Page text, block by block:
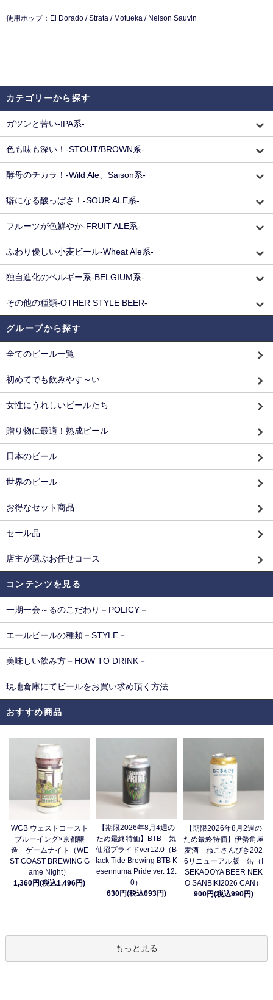
使用ホップ：El Dorado / Strata / Motueka / Nelson Sauvin
カテゴリーから探す
ガツンと苦い-IPA系-
色も味も深い！-STOUT/BROWN系-
酵母のチカラ！-Wild Ale、Saison系-
癖になる酸っぱさ！-SOUR ALE系-
フルーツが色鮮やか-FRUIT ALE系-
ふわり優しい小麦ビール-Wheat Ale系-
独自進化のベルギー系-BELGIUM系-
その他の種類-OTHER STYLE BEER-
グループから探す
全てのビール一覧
初めてでも飲みやす～い
女性にうれしいビールたち
贈り物に最適！熟成ビール
日本のビール
世界のビール
お得なセット商品
セール品
店主が選ぶお任せコース
コンテンツを見る
一期一会～るのこだわり－POLICY－
エールビールの種類－STYLE－
美味しい飲み方－HOW TO DRINK－
現地倉庫にてビールをお買い求め頂く方法
おすすめ商品
WCB ウェストコースト
ブルーイング×京都醸
造 ゲームナイト（WE
ST COAST BREWING G
ame Night）
1,360円(税込1,496円)
【期限2026年8月4週の
ため最終特価】BTB 気
仙沼プライドver12.0（B
lack Tide Brewing BTB K
esennuma Pride ver. 12.
0）
630円(税込693円)
【期限2026年8月2週の
ため最終特価】伊勢角屋
麦酒 ねこさんびき202
6リニューアル版 缶（I
SEKADOYA BEER NEK
O SANBIKI2026 CAN）
900円(税込990円)
もっと見る